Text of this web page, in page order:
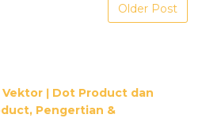
Older Post
ǀ Dot Product dan
Pengertian &